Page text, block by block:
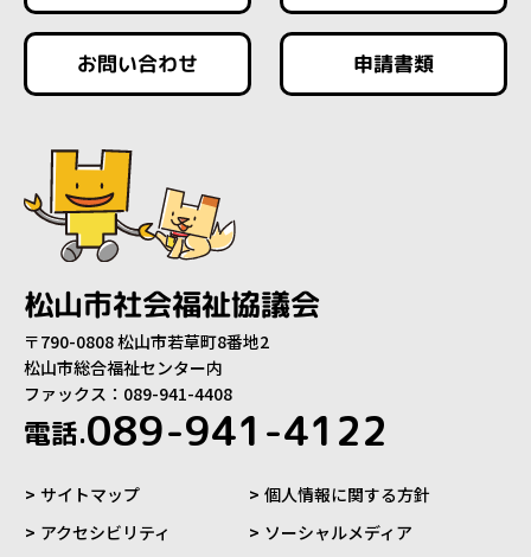
お問い合わせ 申請書類
松山市社会福祉協議会
〒790-0808 松山市若草町8番地2
松山市総合福祉センター内
ファックス：089-941-4408
電話.089-941-4122
サイトマップ
個人情報に関する方針
アクセシビリティ
ソーシャルメディア